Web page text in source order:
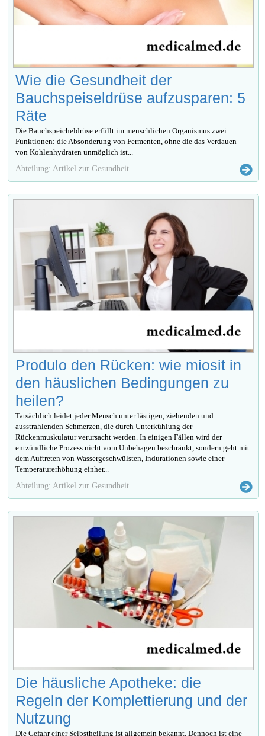
Wie die Gesundheit der
Bauchspeiseldrüse aufzusparen: 5
Räte
Die Bauchspeicheldrüse erfüllt im menschlichen Organismus zwei
Funktionen: die Absonderung von Fermenten, ohne die das Verdauen
von Kohlenhydraten unmöglich ist...
Abteilung: Artikel zur Gesundheit
Produlo den Rücken: wie miosit in
den häuslichen Bedingungen zu
heilen?
Tatsächlich leidet jeder Mensch unter lästigen, ziehenden und
ausstrahlenden Schmerzen, die durch Unterkühlung der
Rückenmuskulatur verursacht werden. In einigen Fällen wird der
entzündliche Prozess nicht vom Unbehagen beschränkt, sondern geht mit
dem Auftreten von Wassergeschwülsten, Indurationen sowie einer
Temperaturerhöhung einher...
Abteilung: Artikel zur Gesundheit
Die häusliche Apotheke: die
Regeln der Komplettierung und der
Nutzung
Die Gefahr einer Selbstheilung ist allgemein bekannt. Dennoch ist eine